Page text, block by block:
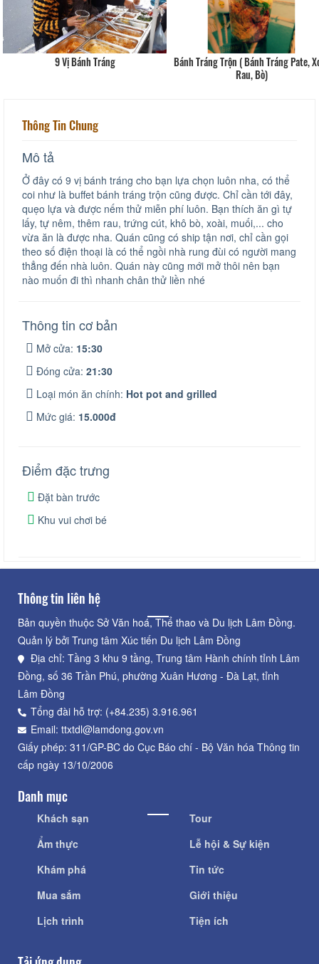
9 Vị Bánh Tráng
Bánh Tráng Trộn ( Bánh Tráng Pate,
Rau, Bò)
Thông Tin Chung
Mô tả
Ở đây có 9 vị bánh tráng cho bạn lựa chọn luôn nha, có thể
coi như là buffet bánh tráng trộn cũng được. Chỉ cần tới đây,
quẹo lựa và được nếm thử miễn phí luôn. Bạn thích ăn gì tự
lấy, tự nêm, thêm rau, trứng cút, khô bò, xoài, muối,... cho
vừa ăn là được nha. Quán cũng có ship tận nơi, chỉ cần gọi
theo số điện thoại là có thể ngồi nhà rung đùi có người mang
thẳng đến nhà luôn. Quán này cũng mới mở thôi nên bạn
nào muốn đi thì nhanh chân thử liền nhé
Thông tin cơ bản
Mở cửa: 15:30
Đóng cửa: 21:30
Loại món ăn chính: Hot pot and grilled
Mức giá: 15.000đ
Điểm đặc trưng
Đặt bàn trước
Khu vui chơi bé
Thông tin liên hệ
Bản quyền thuộc Sở Văn hoá, Thể thao và Du lịch Lâm Đồng.
Quản lý bởi Trung tâm Xúc tiến Du lịch Lâm Đồng
Địa chỉ: Tầng 3 khu 9 tầng, Trung tâm Hành chính tỉnh Lâm
Đồng, số 36 Trần Phú, phường Xuân Hương - Đà Lạt, tỉnh
Lâm Đồng
Tổng đài hỗ trợ: (+84.235) 3.916.961
Email: ttxtdl@lamdong.gov.vn
Giấy phép: 311/GP-BC do Cục Báo chí - Bộ Văn hóa Thông tin
cấp ngày 13/10/2006
Danh mục
Khách sạn
Ẩm thực
Khám phá
Mua sắm
Lịch trình
Tour
Lễ hội & Sự kiện
Tin tức
Giới thiệu
Tiện ích